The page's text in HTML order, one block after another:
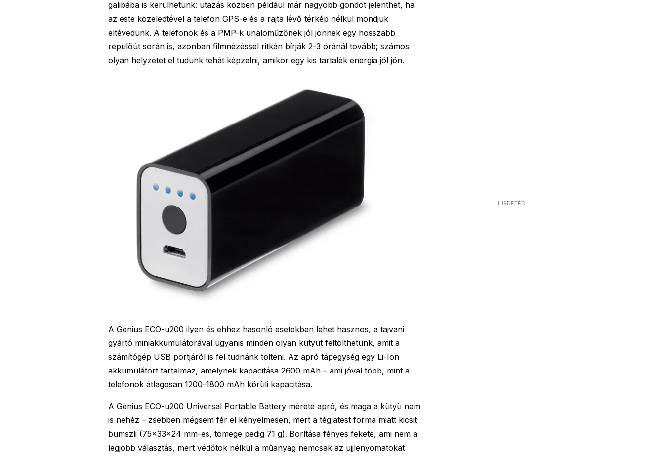
HIRDETÉS
galibába is kerülhetünk: utazás közben például már nagyobb gondot jelenthet, ha
az este közeledtével a telefon GPS-e és a rajta lévő térkép nélkül mondjuk
eltévedünk. A telefonok és a PMP-k unaloműzőnek jól jönnek egy hosszabb
repülőút során is, azonban filmnézéssel ritkán bírják 2-3 óránál tovább; számos
olyan helyzetet el tudunk tehát képzelni, amikor egy kis tartalék energia jól jön.
A Genius ECO-u200 ilyen és ehhez hasonló esetekben lehet hasznos, a tajvani
gyártó miniakkumulátorával ugyanis minden olyan kütyüt feltölthetünk, amit a
számítógép USB portjáról is fel tudnánk tölteni. Az apró tápegység egy Li-Ion
akkumulátort tartalmaz, amelynek kapacitása 2600 mAh – ami jóval több, mint a
telefonok átlagosan 1200-1800 mAh körüli kapacitása.
A Genius ECO-u200 Universal Portable Battery mérete apró, és maga a kütyü nem
is nehéz – zsebben mégsem fér el kényelmesen, mert a téglatest forma miatt kicsit
bumszli (75×33×24 mm-es, tömege pedig 71 g). Borítása fényes fekete, ami nem a
legjobb választás, mert védőtok nélkül a műanyag nemcsak az ujjlenyomatokat